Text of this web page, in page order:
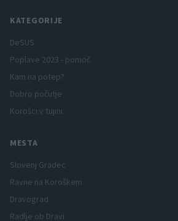
KATEGORIJE
DeSUS
Poplave 2023 - pomoč
Kam na potep?
Dobro počutje
Korošci v tujini
MESTA
Slovenj Gradec
Ravne na Koroškem
Dravograd
Radlje ob Dravi